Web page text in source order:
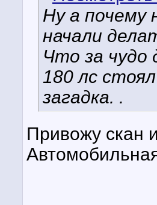
Ну а почему
начали
Что за чудо
180 лс
загадка. .
Привожу скан